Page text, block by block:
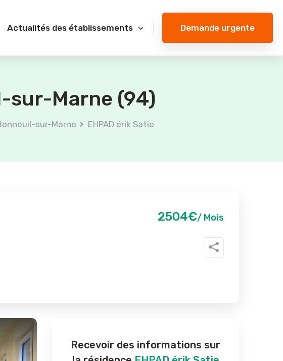
Actualités des établissements Demande urgente
sur-Marne (94)
sur-Marne EHPAD érik Satie
2504€/ Mois
Recevoir des informations sur